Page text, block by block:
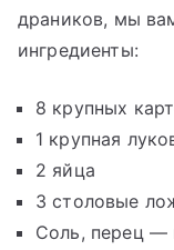
драников, мы
ингредиенты:
8 крупных
1 крупная
2 яйца
3 столовые
Соль, перец —